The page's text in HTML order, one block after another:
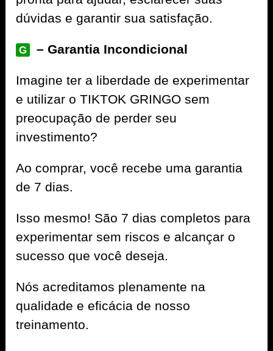
dúvidas e garantir sua satisfação.
G – Garantia Incondicional
Imagine ter a liberdade de experimentar
e utilizar o TIKTOK GRINGO sem
preocupação de perder seu
investimento?
Ao comprar, você recebe uma garantia
de 7 dias.
Isso mesmo! São 7 dias completos para
experimentar sem riscos e alcançar o
sucesso que você deseja.
Nós acreditamos plenamente na
qualidade e eficácia de nosso
treinamento.